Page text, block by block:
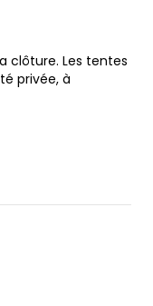
clôture. Les tentes
privée, à